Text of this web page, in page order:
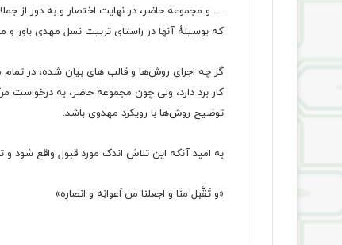
… و مجموعه حاضر، در نهایت اختصار و به دور از
که بوسیلۀ آنها در راستای تربیت نسل مهدی باور و
گر چه اجرای روش‌ها و قالب های بیان شده، در
کار برد دارد، ولی چون مجموعه حاضر، به
توضیح روش‌ها با رویکرد مهدوی باشد.
به امید آنکه این تلاش اندک مورد قبول واقع شود
«و تَقَّبل منّا و اجعلنا من اَعوانِه و انصارِه»